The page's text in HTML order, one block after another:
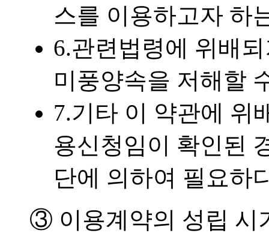
스를 이용하고자 하
6.관련법령에 위배
미풍양속을 저해할
7.기타 이 약관에 위
용신청임이 확인된
단에 의하여 필요하
③ 이용계약의 성립 시